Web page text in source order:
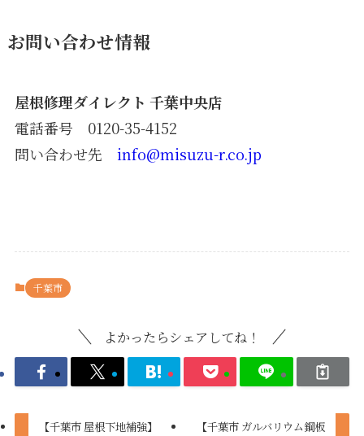
お問い合わせ情報
屋根修理ダイレクト 千葉中央店
電話番号 0120-35-4152
問い合わせ先 info@misuzu-r.co.jp
千葉市
よかったらシェアしてね！
【千葉市 屋根下地補強】
【千葉市 ガルバリウム鋼板